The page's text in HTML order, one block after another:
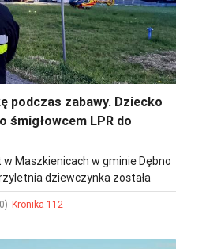
podczas zabawy. Dziecko
LPR do
Maszkienicach w gminie Dębno
dziewczynka została
zabawy. Na miejsce
Lotniczego Pogotowia
Kronika 112